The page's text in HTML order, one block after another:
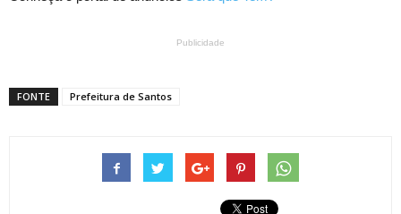
Publicidade
FONTE Prefeitura de Santos